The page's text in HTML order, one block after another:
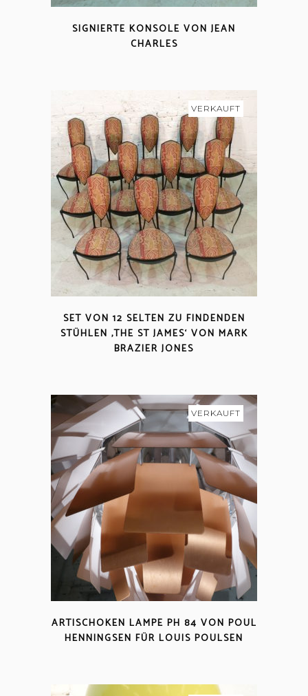
SIGNIERTE KONSOLE VON JEAN
CHARLES
VERKAUFT
SET VON 12 SELTEN ZU FINDENDEN
STÜHLEN ‚THE ST JAMES‘ VON MARK
BRAZIER JONES
VERKAUFT
ARTISCHOKEN LAMPE PH 84 VON POUL
HENNINGSEN FÜR LOUIS POULSEN